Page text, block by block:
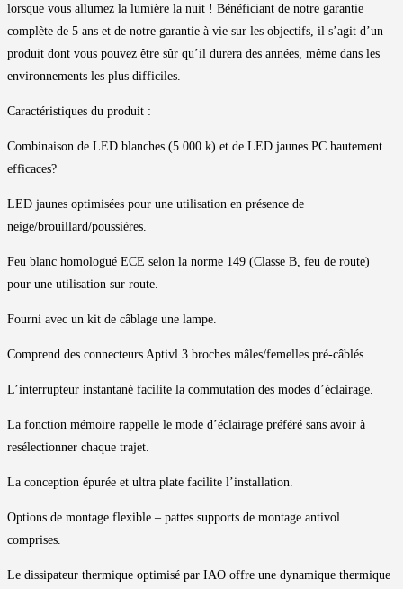
lorsque vous allumez la lumière la nuit ! Bénéficiant de notre garantie
complète de 5 ans et de notre garantie à vie sur les objectifs, il s’agit d’un
produit dont vous pouvez être sûr qu’il durera des années, même dans les
environnements les plus difficiles.
Caractéristiques du produit :
Combinaison de LED blanches (5 000 k) et de LED jaunes PC hautement
efficaces?
LED jaunes optimisées pour une utilisation en présence de
neige/brouillard/poussières.
Feu blanc homologué ECE selon la norme 149 (Classe B, feu de route)
pour une utilisation sur route.
Fourni avec un kit de câblage une lampe.
Comprend des connecteurs Aptivl 3 broches mâles/femelles pré-câblés.
L’interrupteur instantané facilite la commutation des modes d’éclairage.
La fonction mémoire rappelle le mode d’éclairage préféré sans avoir à
resélectionner chaque trajet.
La conception épurée et ultra plate facilite l’installation.
Options de montage flexible – pattes supports de montage antivol
comprises.
Le dissipateur thermique optimisé par IAO offre une dynamique thermique